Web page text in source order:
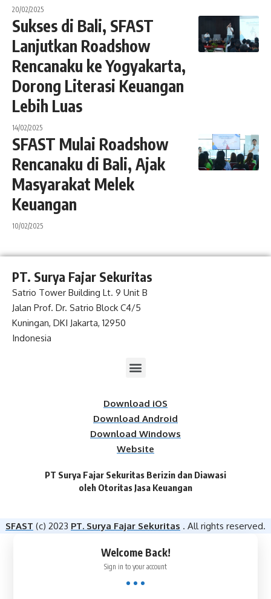
20/02/2025
Sukses di Bali, SFAST
Lanjutkan Roadshow
Rencanaku ke Yogyakarta,
Dorong Literasi Keuangan
Lebih Luas
14/02/2025
SFAST Mulai Roadshow
Rencanaku di Bali, Ajak
Masyarakat Melek
Keuangan
10/02/2025
PT. Surya Fajar Sekuritas
Satrio Tower Building Lt. 9 Unit B
Jalan Prof. Dr. Satrio Block C4/5
Kuningan, DKI Jakarta, 12950
Indonesia
Download iOS
Download Android
Download Windows
Website
PT Surya Fajar Sekuritas Berizin dan Diawasi
oleh Otoritas Jasa Keuangan​
SFAST (c) 2023 PT. Surya Fajar Sekuritas . All rights reserved.
Welcome Back!
Sign in to your account